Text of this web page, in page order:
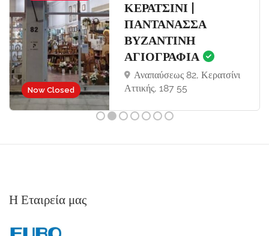
Now Closed
ΚΕΡΑΤΣΙΝΙ |
ΠΑΝΤΑΝΑΣΣΑ
ΒΥΖΑΝΤΙΝΗ
ΑΓΙΟΓΡΑΦΙΑ
Αναπαύσεως 82, Κερατσίνι
Αττικής, 187 55
Η Εταιρεία μας